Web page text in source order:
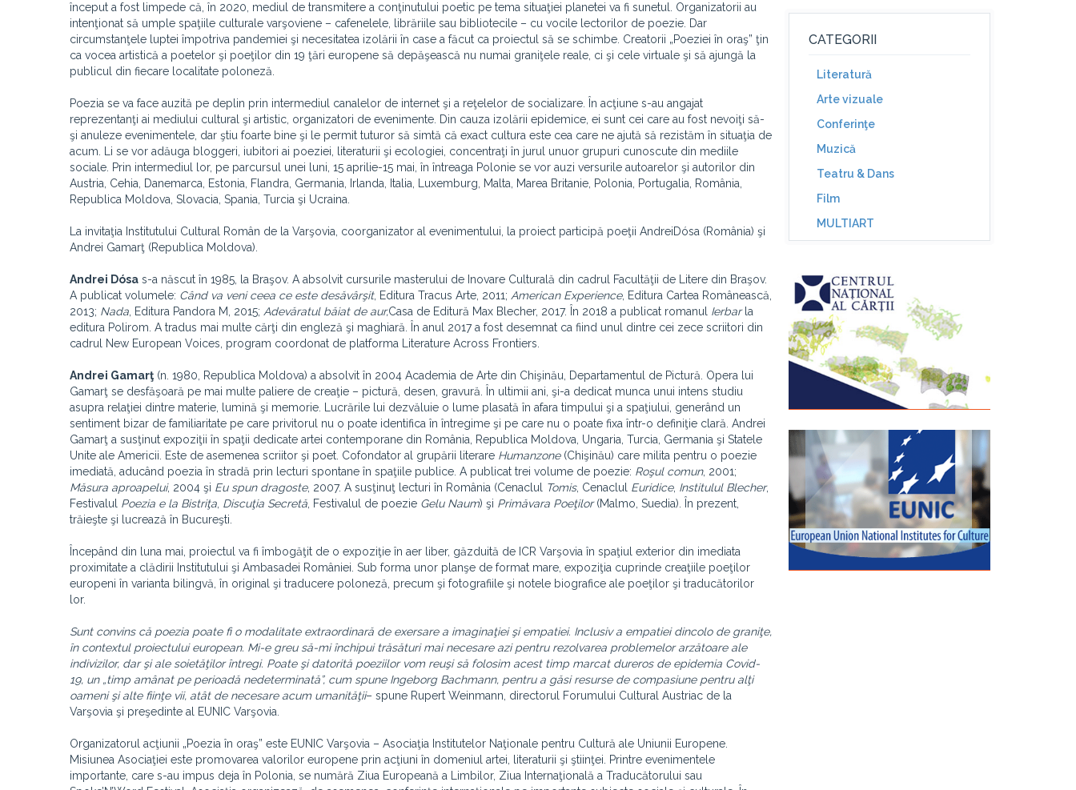
început a fost limpede că, în 2020, mediul de transmitere a conţinutului poetic pe tema situaţiei planetei va fi sunetul. Organizatorii au
intenţionat să umple spaţiile culturale varşoviene – cafenelele, librăriile sau bibliotecile – cu vocile lectorilor de poezie. Dar
circumstanţele luptei împotriva pandemiei şi necesitatea izolării în case a făcut ca proiectul să se schimbe. Creatorii „Poeziei în oraş” ţin
ca vocea artistică a poetelor şi poeţilor din 19 ţări europene să depăşească nu numai graniţele reale, ci şi cele virtuale şi să ajungă la
publicul din fiecare localitate poloneză.
Poezia se va face auzită pe deplin prin intermediul canalelor de internet şi a reţelelor de socializare. În acţiune s-au angajat
reprezentanţi ai mediului cultural şi artistic, organizatori de evenimente. Din cauza izolării epidemice, ei sunt cei care au fost nevoiţi să-
şi anuleze evenimentele, dar ştiu foarte bine şi le permit tuturor să simtă că exact cultura este cea care ne ajută să rezistăm în situaţia de
acum. Li se vor adăuga bloggeri, iubitori ai poeziei, literaturii şi ecologiei, concentraţi în jurul unuor grupuri cunoscute din mediile
sociale. Prin intermediul lor, pe parcursul unei luni, 15 aprilie-15 mai, în întreaga Polonie se vor auzi versurile autoarelor şi autorilor din
Austria, Cehia, Danemarca, Estonia, Flandra, Germania, Irlanda, Italia, Luxemburg, Malta, Marea Britanie, Polonia, Portugalia, România,
Republica Moldova, Slovacia, Spania, Turcia şi Ucraina.
La invitaţia Institutului Cultural Român de la Varşovia, coorganizator al evenimentului, la proiect participă poeţii AndreiDósa (România) şi
Andrei Gamarţ (Republica Moldova).
Andrei Dósa s-a născut în 1985, la Braşov. A absolvit cursurile masterului de Inovare Culturală din cadrul Facultăţii de Litere din Braşov.
A publicat volumele: Când va veni ceea ce este desăvârşit, Editura Tracus Arte, 2011; American Experience, Editura Cartea Românească,
2013; Nada , Editura Pandora M, 2015; Adevăratul băiat de aur,Casa de Editură Max Blecher, 2017. În 2018 a publicat romanul Ierbarla
editura Polirom. A tradus mai multe cărţi din engleză şi maghiară. În anul 2017 a fost desemnat ca fiind unul dintre cei zece scriitori din
cadrul New European Voices, program coordonat de platforma Literature Across Frontiers.
Andrei Gamarţ (n. 1980, Republica Moldova) a absolvit în 2004 Academia de Arte din Chişinău, Departamentul de Pictură. Opera lui
Gamarţ se desfăşoară pe mai multe paliere de creaţie – pictură, desen, gravură. În ultimii ani, şi-a dedicat munca unui intens studiu
asupra relaţiei dintre materie, lumină şi memorie. Lucrările lui dezvăluie o lume plasată în afara timpului şi a spaţiului, generând un
sentiment bizar de familiaritate pe care privitorul nu o poate identifica în întregime şi pe care nu o poate fixa într-o definiţie clară. Andrei
Gamarţ a susţinut expoziţii în spaţii dedicate artei contemporane din România, Republica Moldova, Ungaria, Turcia, Germania şi Statele
Unite ale Americii. Este de asemenea scriitor şi poet. Cofondator al grupării literare Humanzone(Chişinău) care milita pentru o poezie
imediată, aducând poezia în stradă prin lecturi spontane în spaţiile publice. A publicat trei volume de poezie: Roşul comun, 2001;
Măsura aproapelui, 2004 şi Eu spun dragoste, 2007. A susţinuţ lecturi în România (Cenaclul Tomis, Cenaclul Euridice, Institulul Blecher,
Festivalul Poezia e la Bistriţa Discuţia Secretă , Festivalul de poezie Gelu Naum) şi Primăvara Poeţilor(Malmo, Suedia). În prezent,
trăieşte şi lucrează în Bucureşti.
Începând din luna mai, proiectul va fi îmbogăţit de o expoziţie în aer liber, găzduită de ICR Varşovia în spaţiul exterior din imediata
proximitate a clădirii Institutului şi Ambasadei României. Sub forma unor planşe de format mare, expoziţia cuprinde creaţiile poeţilor
europeni în varianta bilingvă, în original şi traducere poloneză, precum şi fotografiile şi notele biografice ale poeţilor şi traducătorilor
lor.
Sunt convins că poezia poate fi o modalitate extraordinară de exersare a imaginaţiei şi empatiei. Inclusiv a empatiei dincolo de graniţe,
în contextul proiectului european. Mi-e greu să-mi închipui trăsături mai necesare azi pentru rezolvarea problemelor arzătoare ale
indivizilor, dar şi ale soietăţilor întregi. Poate şi datorită poeziilor vom reuşi să folosim acest timp marcat dureros de epidemia Covid-
19, un „timp amânat pe perioadă nedeterminată”, cum spune Ingeborg Bachmann, pentru a găsi resurse de compasiune pentru alţi
oameni şi alte fiinţe vii, atât de necesare acum umanităţii– spune Rupert Weinmann, directorul Forumului Cultural Austriac de la
Varşovia şi preşedinte al EUNIC Varşovia.
Organizatorul acţiunii „Poezia în oraş” este EUNIC Varşovia – Asociaţia Institutelor Naţionale pentru Cultură ale Uniunii Europene.
Misiunea Asociaţiei este promovarea valorilor europene prin acţiuni în domeniul artei, literaturii şi ştiinţei. Printre evenimentele
importante, care s-au impus deja în Polonia, se numără Ziua Europeană a Limbilor, Ziua Internaţională a Traducătorului sau
CATEGORII
Literatură
Arte vizuale
Conferinţe
Muzică
Teatru & Dans
Film
MULTIART